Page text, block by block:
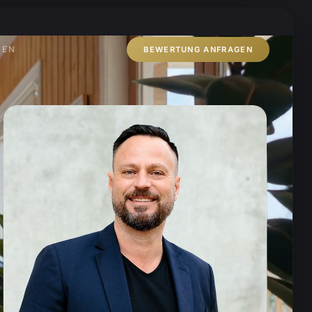
BEWERTUNG ANFRAGEN